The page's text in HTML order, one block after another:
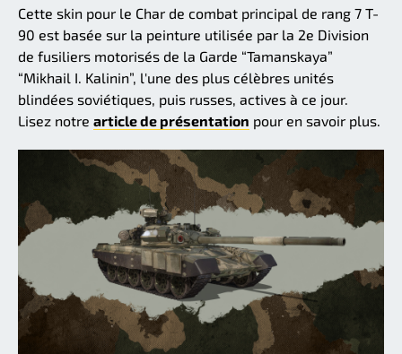
Cette skin pour le Char de combat principal de rang 7 T-
90 est basée sur la peinture utilisée par la 2e Division
de fusiliers motorisés de la Garde “Tamanskaya”
“Mikhail I. Kalinin”, l'une des plus célèbres unités
blindées soviétiques, puis russes, actives à ce jour.
Lisez notre article de présentation pour en savoir plus.